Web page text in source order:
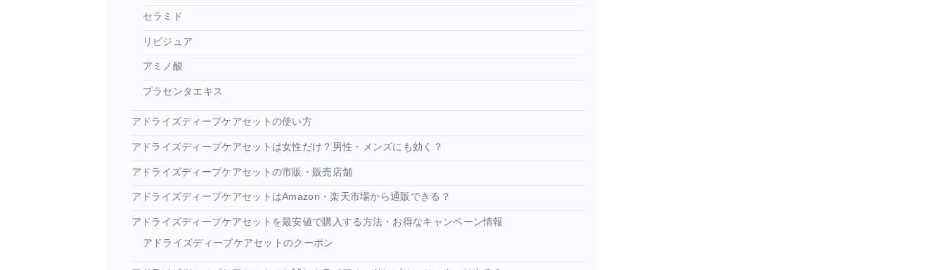
セラミド
リピジュア
アミノ酸
プラセンタエキス
アドライズディープケアセットの使い方
アドライズディープケアセットは女性だけ？男性・メンズにも効く？
アドライズディープケアセットの市販・販売店舗
アドライズディープケアセットはAmazon・楽天市場から通販できる？
アドライズディープケアセットを最安値で購入する方法・お得なキャンペーン情報
アドライズディープケアセットのクーポン